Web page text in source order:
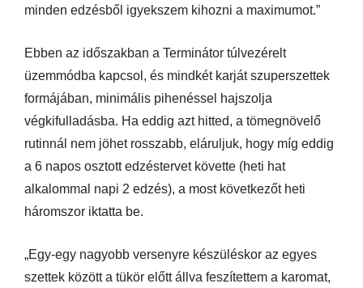
minden edzésből igyekszem kihozni a maximumot.”
Ebben az időszakban a Terminátor túlvezérelt
üzemmódba kapcsol, és mindkét karját szuperszettek
formájában, minimális pihenéssel hajszolja
végkifulladásba. Ha eddig azt hitted, a tömegnövelő
rutinnál nem jöhet rosszabb, eláruljuk, hogy míg eddig
a 6 napos osztott edzéstervet követte (heti hat
alkalommal napi 2 edzés), a most következőt heti
háromszor iktatta be.
„Egy-egy nagyobb versenyre készüléskor az egyes
szettek között a tükör előtt állva feszítettem a karomat,